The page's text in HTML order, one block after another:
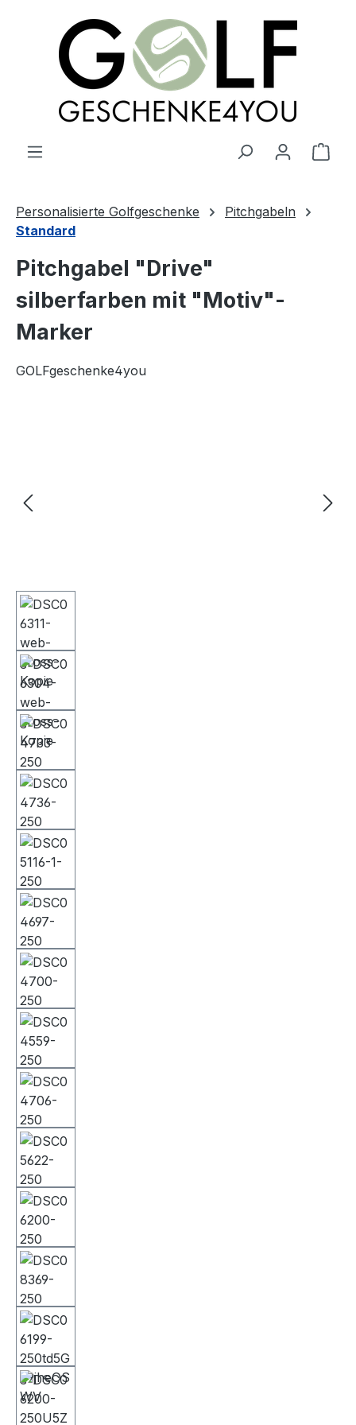
springen
Personalisierte Golfgeschenke
Pitchgabeln
Standard
Pitchgabel "Drive"
silberfarben mit "Motiv"-
Marker
GOLFgeschenke4you